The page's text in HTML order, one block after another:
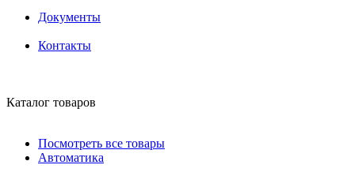
Документы
Контакты
Каталог товаров
Посмотреть все товары
Автоматика